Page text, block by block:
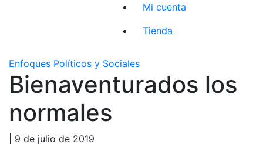
Mi cuenta
Tienda
Enfoques Políticos y Sociales
Bienaventurados los
normales
| 9 de julio de 2019